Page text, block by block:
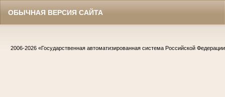
ОБЫЧНАЯ ВЕРСИЯ САЙТА
2006-2026 «Государственная автоматизированная система Российской